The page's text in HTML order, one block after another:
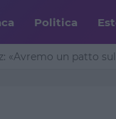
Politica
un patto